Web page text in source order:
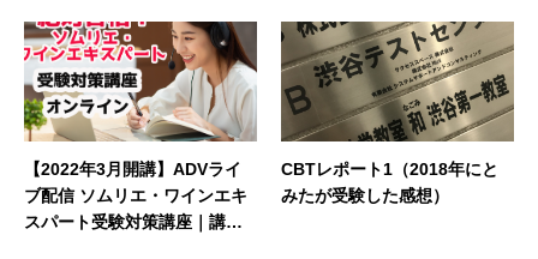
ート試験
【2022年3月開講】ADVライ
ブ配信 ソムリエ・ワインエキ
スパート受験対策講座｜講座
CBTレポート1（2018年にと
みたが受験した感想）